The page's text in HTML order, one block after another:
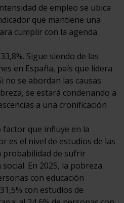
de empleo se ubica
que mantiene una
cumplir con la agenda
Sigue siendo de las
en España, país que lidera
no se abordan las causas
se estará condenando a
a una cronificación
factor que influye en la
es el nivel de estudios de las
probabilidad de sufrir
En 2025, la pobreza
con educación
con estudios de